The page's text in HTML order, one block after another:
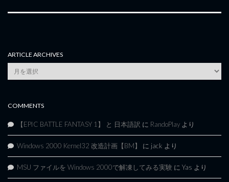
ARTICLE ARCHIVES
Article
Archives
COMMENTS
【EPIC BATTLE FANTASY 1】 と 日本語訳 に RandoPlay より
Windows 2000 Kernel32 改造計画【BM】 に jack より
MSU ファイルを Windows 2000で解凍してみる実験 に Yas より